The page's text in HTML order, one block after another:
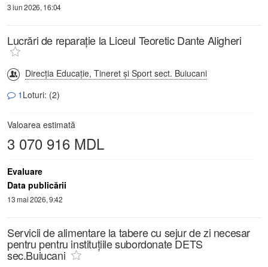
3 iun 2026, 16:04
Lucrări de reparație la Liceul Teoretic Dante Aligheri
Direcţia Educaţie, Tineret şi Sport sect. Buiucani
1 Loturi: (2)
Valoarea estimată
3 070 916 MDL
Evaluare
Data publicării
13 mai 2026, 9:42
Servicii de alimentare la tabere cu sejur de zi necesar
pentru pentru instituţiile subordonate DETS
sec.Buiucani